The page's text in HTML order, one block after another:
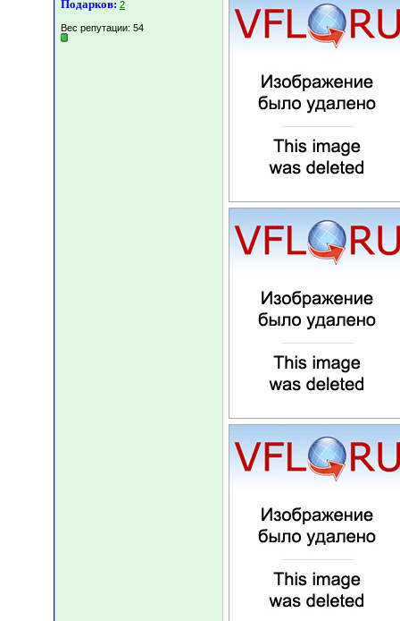
Подарков: 2
Вес репутации: 54